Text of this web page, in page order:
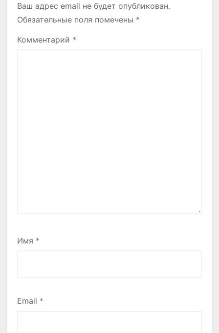
Ваш адрес email не будет опубликован.
Обязательные поля помечены *
Комментарий *
Имя *
Email *